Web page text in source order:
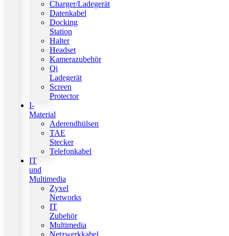
Charger/Ladegerät
Datenkabel
Docking
Station
Halter
Headset
Kamerazubehör
Qi
Ladegerät
Screen
Protector
I-
Material
Aderendhülsen
TAE
Stecker
Telefonkabel
IT
und
Multimedia
Zyxel
Networks
IT
Zubehör
Multimedia
Netzwerkkabel